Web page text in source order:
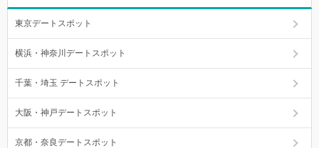
東京デートスポット
横浜・神奈川デートスポット
千葉・埼玉 デートスポット
大阪・神戸デートスポット
京都・奈良デートスポット